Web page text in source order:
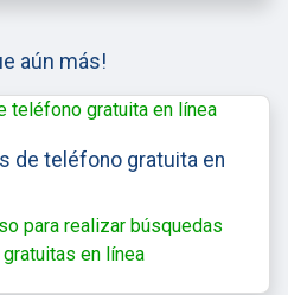
aún más!
de teléfono gratuita en
para realizar búsquedas
en línea